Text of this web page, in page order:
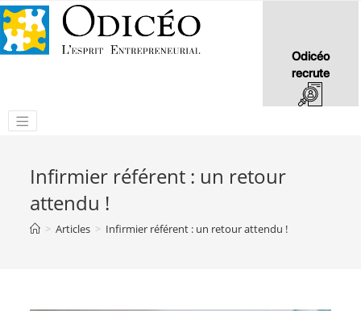
Odicéo
recrute
Infirmier référent : un retour
attendu !
> Articles > Infirmier référent : un retour attendu !